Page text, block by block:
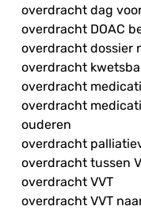
overdracht dag
overdracht DOAC
overdracht dossier
overdracht
overdracht
overdracht
ouderen
overdracht
overdracht tussen
overdracht VVT
overdracht VVT